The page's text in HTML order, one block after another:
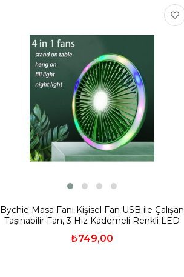
Bychie Masa Fanı Kişisel Fan USB ile Çalışan
Taşınabilir Fan, 3 Hız Kademeli Renkli LED
₺749,00